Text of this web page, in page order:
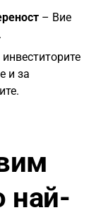
– Вие
и за
най-